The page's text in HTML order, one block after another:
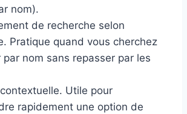
nom).
de recherche selon
Pratique quand vous cherchez
par nom sans repasser par les
Utile pour
rapidement une option de